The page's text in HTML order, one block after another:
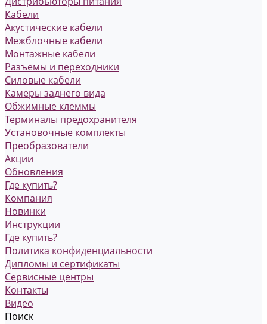
Кабели
Акустические кабели
Межблочные кабели
Монтажные кабели
Разъемы и переходники
Силовые кабели
Камеры заднего вида
Обжимные клеммы
Терминалы предохранителя
Установочные комплекты
Преобразователи
Акции
Обновления
Где купить?
Компания
Новинки
Инструкции
Где купить?
Политика конфиденциальности
Дипломы и сертификаты
Сервисные центры
Контакты
Видео
Поиск